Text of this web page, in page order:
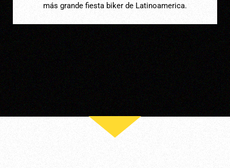
más grande fiesta biker de Latinoamerica.